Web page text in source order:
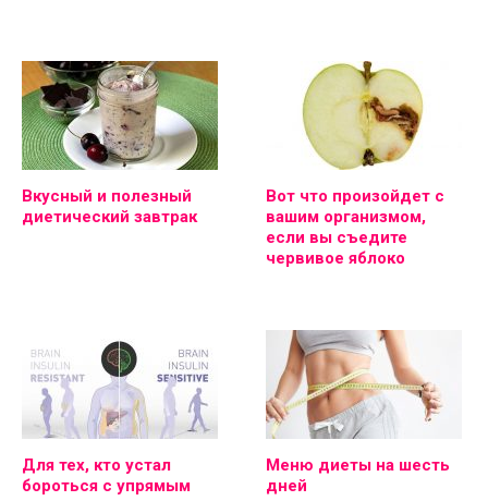
Вкусный и полезный
диетический завтрак
Вот что произойдет с
вашим организмом,
если вы съедите
червивое яблоко
Для тех, кто устал
бороться с упрямым
Меню диеты на шесть
дней